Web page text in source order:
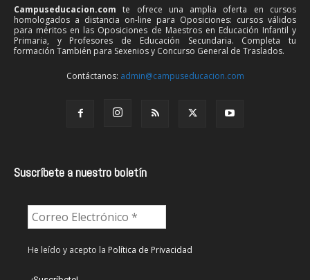
Campuseducacion.com te ofrece una amplia oferta en cursos
homologados a distancia on-line para Oposiciones: cursos válidos
para méritos en las Oposiciones de Maestros en Educación Infantil y
Primaria, y Profesores de Educación Secundaria. Completa tu
formación También para Sexenios y Concurso General de Traslados.
Contáctanos: admin@campuseducacion.com
Suscríbete a nuestro boletín
He leído y acepto la Política de Privacidad